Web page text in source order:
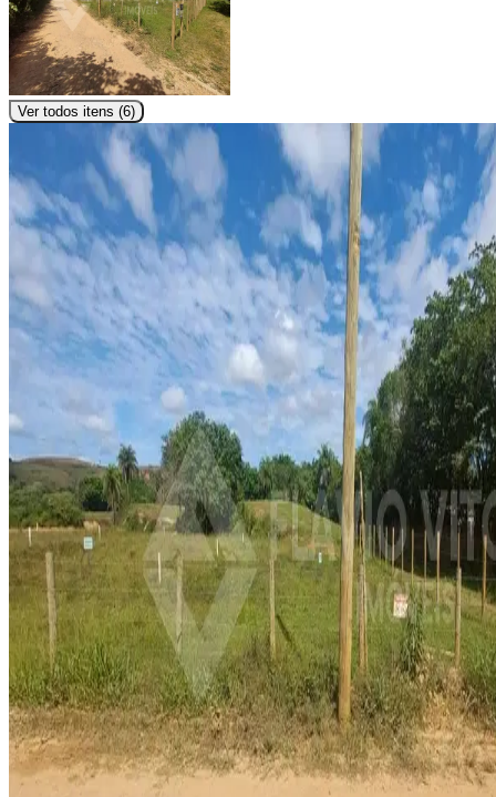
Ver todos itens (6)